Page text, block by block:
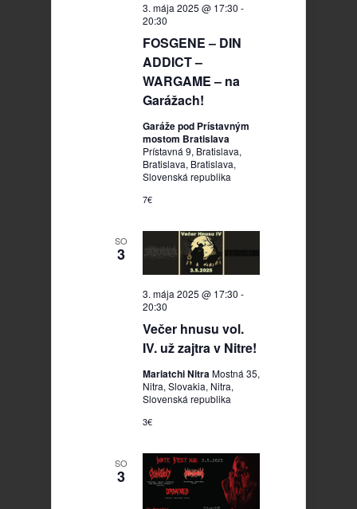
FOSGENE – DIN
ADDICT –
WARGAME – na
Garážach!
3. mája 2025 @ 17:30 -
20:30
Garáže pod Prístavným
mostom Bratislava
Prístavná 9, Bratislava,
Bratislava, Bratislava,
Slovenská republika
7€
SO
3
Večer hnusu vol.
IV. už zajtra v Nitre!
3. mája 2025 @ 17:30 -
20:30
Mariatchi NitraMostná 35,
Nitra, Slovakia, Nitra,
Slovenská republika
3€
SO
3